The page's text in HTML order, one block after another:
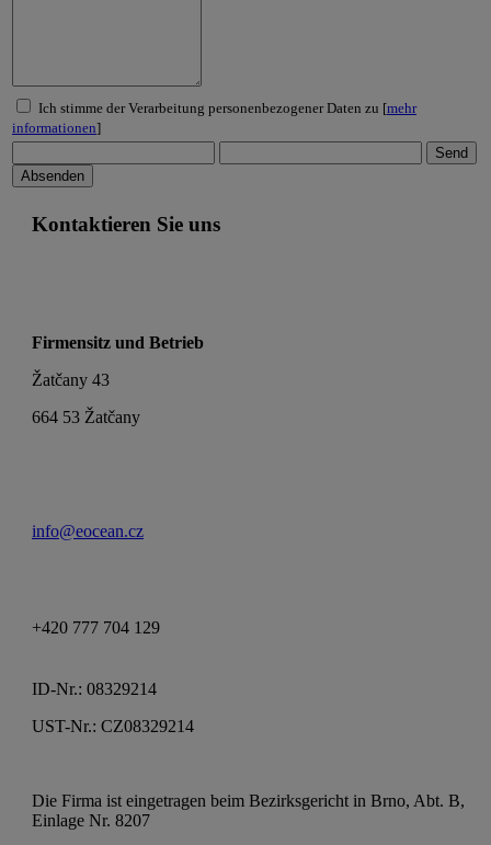
Ich stimme der Verarbeitung personenbezogener Daten zu [mehr
informationen]
Kontaktieren Sie uns
Firmensitz und Betrieb
Žatčany 43
664 53 Žatčany
info@eocean.cz
+420 777 704 129
ID-Nr.: 08329214
UST-Nr.: CZ08329214
Die Firma ist eingetragen beim Bezirksgericht in Brno, Abt. B,
Einlage Nr. 8207